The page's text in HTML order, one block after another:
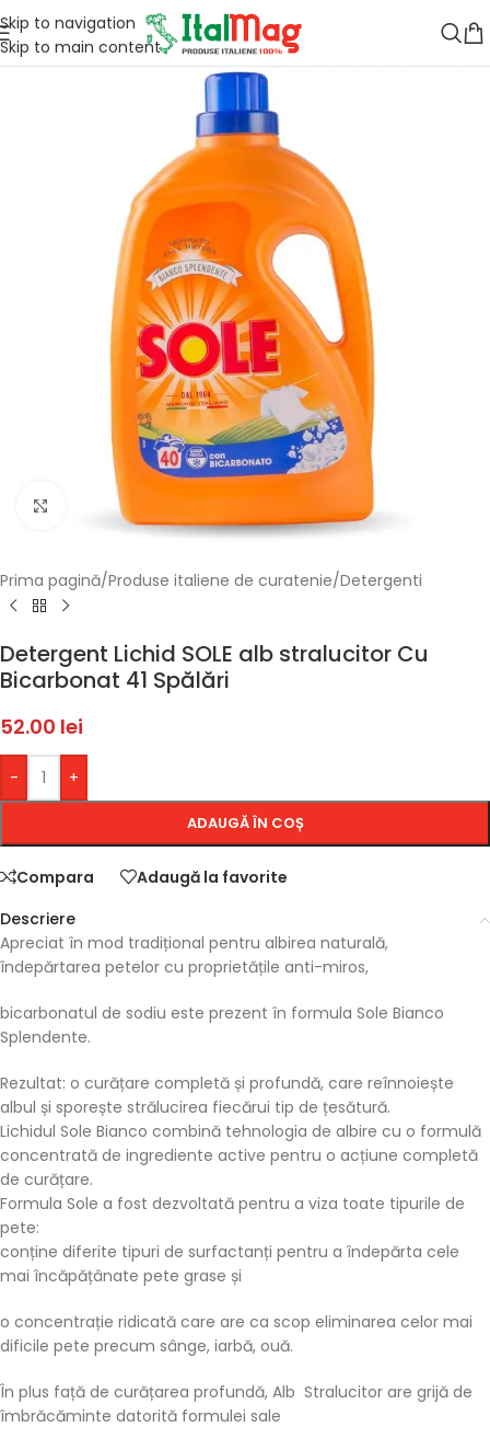
Skip to navigation
Skip to main content
Faceți click pentru a mări
Prima pagină/Produse italiene de curatenie/Detergenti
Detergent Lichid SOLE alb stralucitor Cu
Bicarbonat 41 Spălări
52.00 lei
- +
ADAUGĂ ÎN COȘ
Compara
Adaugă la favorite
Descriere
Apreciat în mod tradițional pentru albirea naturală,
îndepărtarea petelor cu proprietățile anti-miros,
bicarbonatul de sodiu este prezent în formula Sole Bianco
Splendente.
Rezultat: o curățare completă și profundă, care reînnoiește
albul și sporește strălucirea fiecărui tip de țesătură.
Lichidul Sole Bianco combină tehnologia de albire cu o formulă
concentrată de ingrediente active pentru o acțiune completă
de curățare.
Formula Sole a fost dezvoltată pentru a viza toate tipurile de
pete:
conține diferite tipuri de surfactanți pentru a îndepărta cele
mai încăpățânate pete grase și
o concentrație ridicată care are ca scop eliminarea celor mai
dificile pete precum sânge, iarbă, ouă.
În plus față de curățarea profundă, Alb Stralucitor are grijă de
îmbrăcăminte datorită formulei sale